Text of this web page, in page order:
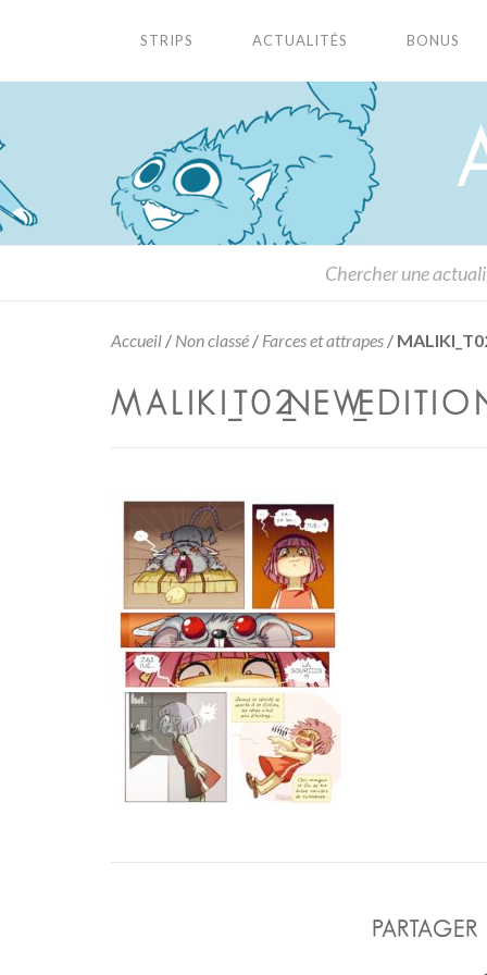
STRIPS ACTUALITÉS BONUS
Accueil / Non classé / Farces et attrapes /